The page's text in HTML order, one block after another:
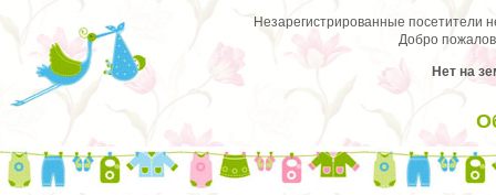
Незарегистрированные посетители
Добро
Нет на